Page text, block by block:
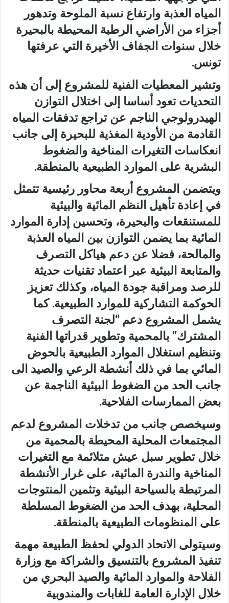
المياه العذبة وارتفاع نسبة الملوحة وتدهور
أجزاء من الأراضي الرطبة المحيطة بالبحيرة
خلال سنوات الجفاف الأخيرة التي عرفتها
تونس.
وتشير المعطيات الفنية للمشروع إلى أن هذه
التحديات تعود أساسا إلى اختلال التوازن
الهيدرولوجي الناجم عن تراجع تدفقات المياه
القادمة من الأودية المغذية للبحيرة إلى جانب
انعكاسات التغيرات المناخية والضغوط
البشرية على الموارد الطبيعية بالمنطقة.
ويتضمن المشروع أربعة محاور رئيسية تتمثل
في إعادة تأهيل النظم المائية والبيئية
للمستنقعات والبحيرة، وتحسين إدارة الموارد
المائية بما يضمن التوازن بين المياه العذبة
والمالحة، فضلا عن دعم هياكل التصرف
والمتابعة البيئية عبر اعتماد تقنيات حديثة
للرصد ومراقبة جودة المياه، وكذلك تعزيز
الحوكمة التشاركية للموارد الطبيعية. كما
يشمل المشروع دعم “لجنة التصرف
المشترك” بالمحمية وتطوير قدراتها الفنية
وتنظيم استغلال الموارد الطبيعية بالحوض
المائي بما في ذلك أنشطة الرعي والصيد الى
جانب الحد من الضغوط البيئية الناجمة عن
بعض الممارسات الفلاحية.
وسيخصص جانب من تدخلات المشروع لدعم
المجتمعات المحلية المحيطة بالمحمية من
خلال تطوير سبل عيش متلائمة مع التغيرات
المناخية والندرة المائية، على غرار الأنشطة
المرتبطة بالسياحة البيئية وتثمين المنتوجات
المحلية، بهدف الحد من الضغوط المسلطة
على المنظومات الطبيعية بالمنطقة.
وسيتولى الاتحاد الدولي لحفظ الطبيعة مهمة
تنفيذ المشروع بالتنسيق والشراكة مع وزارة
الفلاحة والموارد المائية والصيد البحري من
خلال الإدارة العامة للغابات والمندوبية